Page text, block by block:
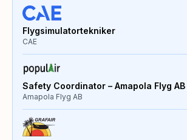
Flygsimulatortekniker
CAE
Safety Coordinator – Amapola Flyg
Amapola Flyg AB